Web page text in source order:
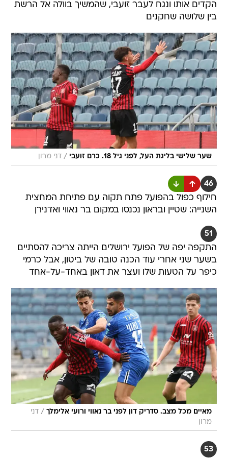
הקדים אותו ונגח לעבר זועבי, שהמשיך בוולה אל הרשת
בין שלושה שחקנים
שער שלישי בליגת העל, לפני גיל 18. כרם זועבי / דני מרון
46
חילוף כפול בהפועל פתח תקוה עם פתיחת המחצית
השנייה: שטיין ובראון נכנסו במקום בר נאווי ואדנירן
51
התקפה יפה של הפועל ירושלים הייתה צריכה להסתיים
בשער שני אחרי עוד הכנה טובה של ביטון, אבל כרמי
כיפר על הטעות שלו ועצר את דאון באחד-על-אחד
מאיים מכל מצב. סדריק דון לפני בר נאווי ורועי אלימלך / דני
מרון
53